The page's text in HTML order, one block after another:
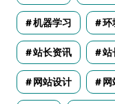
机器学习 环
站长资讯 站
网站设计 网